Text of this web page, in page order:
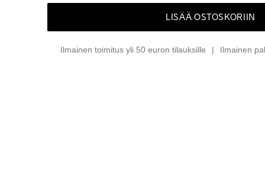
LISÄÄ OSTOSKORIIN
Ilmainen toimitus yli 50 euron tilauksille Ilmainen